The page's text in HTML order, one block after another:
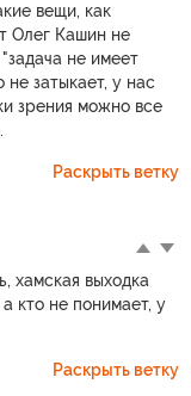
вещи, как
Олег Кашин не
не имеет
не затыкает, у нас
зрения можно все
Раскрыть ветку
хамская выходка
кто не понимает, у
Раскрыть ветку